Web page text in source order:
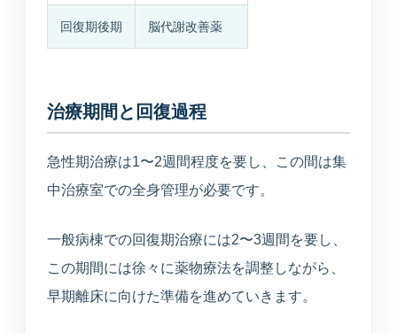
回復期後期 脳代謝改善薬
治療期間と回復過程
急性期治療は1〜2週間程度を要し、この間は集
中治療室での全身管理が必要です。
一般病棟での回復期治療には2〜3週間を要し、
この期間には徐々に薬物療法を調整しながら、
早期離床に向けた準備を進めていきます。